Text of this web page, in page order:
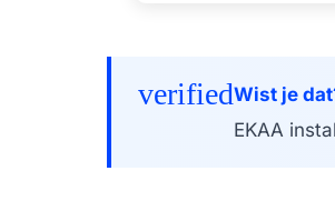
verifiedWist je
EKAA